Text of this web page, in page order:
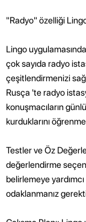
"Radyo" özelliği
Lingo
çok sayıda radyo
çeşitlendirmenizi
Rusça 'te radyo
konuşmacıların
kurduklarını
Testler ve Öz
değerlendirme
belirlemeye
odaklanmanız